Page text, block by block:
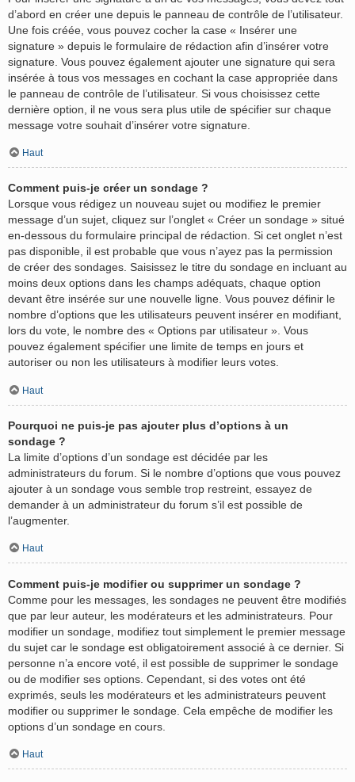
d’abord en créer une depuis le panneau de contrôle de l’utilisateur.
Une fois créée, vous pouvez cocher la case « Insérer une
signature » depuis le formulaire de rédaction afin d’insérer votre
signature. Vous pouvez également ajouter une signature qui sera
insérée à tous vos messages en cochant la case appropriée dans
le panneau de contrôle de l’utilisateur. Si vous choisissez cette
dernière option, il ne vous sera plus utile de spécifier sur chaque
message votre souhait d’insérer votre signature.
Haut
Comment puis-je créer un sondage ?
Lorsque vous rédigez un nouveau sujet ou modifiez le premier
message d’un sujet, cliquez sur l’onglet « Créer un sondage » situé
en-dessous du formulaire principal de rédaction. Si cet onglet n’est
pas disponible, il est probable que vous n’ayez pas la permission
de créer des sondages. Saisissez le titre du sondage en incluant au
moins deux options dans les champs adéquats, chaque option
devant être insérée sur une nouvelle ligne. Vous pouvez définir le
nombre d’options que les utilisateurs peuvent insérer en modifiant,
lors du vote, le nombre des « Options par utilisateur ». Vous
pouvez également spécifier une limite de temps en jours et
autoriser ou non les utilisateurs à modifier leurs votes.
Haut
Pourquoi ne puis-je pas ajouter plus d’options à un
sondage ?
La limite d’options d’un sondage est décidée par les
administrateurs du forum. Si le nombre d’options que vous pouvez
ajouter à un sondage vous semble trop restreint, essayez de
demander à un administrateur du forum s’il est possible de
l’augmenter.
Haut
Comment puis-je modifier ou supprimer un sondage ?
Comme pour les messages, les sondages ne peuvent être modifiés
que par leur auteur, les modérateurs et les administrateurs. Pour
modifier un sondage, modifiez tout simplement le premier message
du sujet car le sondage est obligatoirement associé à ce dernier. Si
personne n’a encore voté, il est possible de supprimer le sondage
ou de modifier ses options. Cependant, si des votes ont été
exprimés, seuls les modérateurs et les administrateurs peuvent
modifier ou supprimer le sondage. Cela empêche de modifier les
options d’un sondage en cours.
Haut